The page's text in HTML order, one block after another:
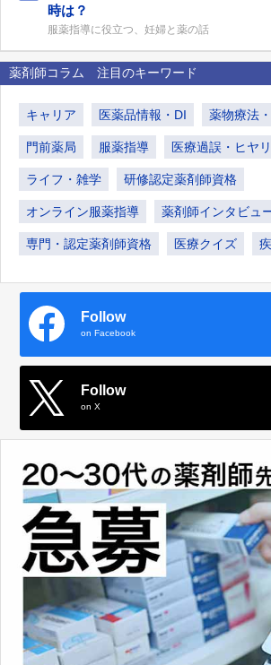
時は？
服薬指導に役立つ、妊婦と薬の話
薬剤師コラム 注目のキーワード
キャリア 医薬品情報・DI 薬物療法
門前薬局 服薬指導 医療過誤・ヒヤ
ライフ・雑学 研修認定薬剤師資格
オンライン服薬指導 薬剤師インタビュ
専門・認定薬剤師資格 医療クイズ
Follow
on Facebook
Follow
on X